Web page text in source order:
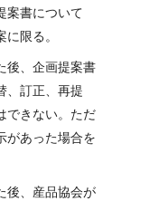
案書について
限る。
後、企画提案書
、訂正、再提
できない。ただ
があった場合を
後、産品協会が